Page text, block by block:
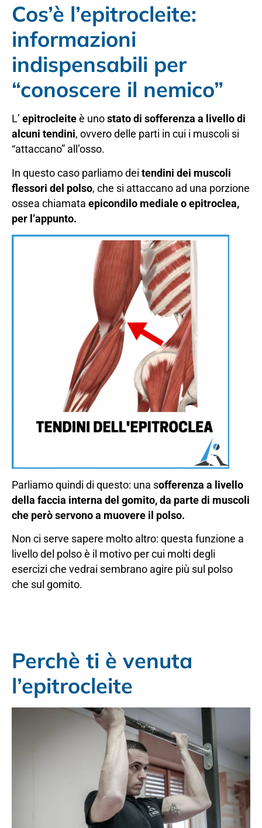
Cos’è l’epitrocleite:
informazioni
indispensabili per
“conoscere il nemico”
L’ epitrocleite è uno stato di sofferenza a livello di
alcuni tendini, ovvero delle parti in cui i muscoli si
“attaccano” all’osso.
In questo caso parliamo dei tendini dei muscoli
flessori del polso, che si attaccano ad una porzione
ossea chiamata epicondilo mediale o epitroclea,
per l’appunto.
Parliamo quindi di questo: una sofferenza a livello
della faccia interna del gomito, da parte di muscoli
che però servono a muovere il polso.
Non ci serve sapere molto altro: questa funzione a
livello del polso è il motivo per cui molti degli
esercizi che vedrai sembrano agire più sul polso
che sul gomito.
Perchè ti è venuta
l’epitrocleite